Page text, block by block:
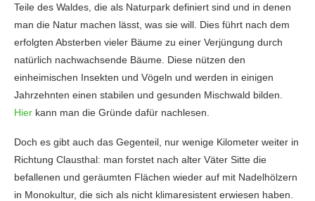
Teile des Waldes, die als Naturpark definiert sind und in denen
man die Natur machen lässt, was sie will. Dies führt nach dem
erfolgten Absterben vieler Bäume zu einer Verjüngung durch
natürlich nachwachsende Bäume. Diese nützen den
einheimischen Insekten und Vögeln und werden in einigen
Jahrzehnten einen stabilen und gesunden Mischwald bilden.
Hier kann man die Gründe dafür nachlesen.
Doch es gibt auch das Gegenteil, nur wenige Kilometer weiter in
Richtung Clausthal: man forstet nach alter Väter Sitte die
befallenen und geräumten Flächen wieder auf mit Nadelhölzern
in Monokultur, die sich als nicht klimaresistent erwiesen haben.